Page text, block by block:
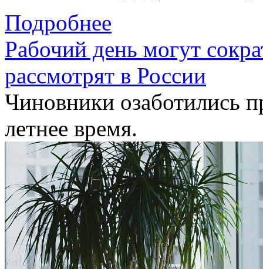
Подробнее
Рабочий день могут
рассмотрят в России
Чиновники озаботились
летнее время.